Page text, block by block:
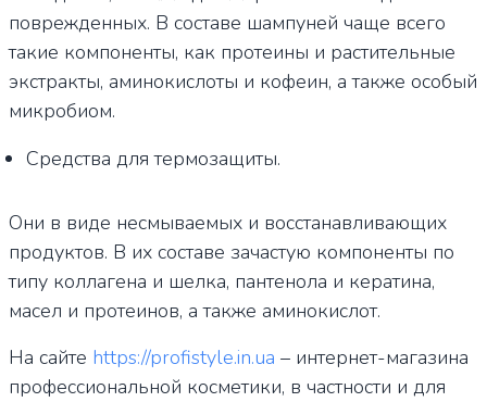
поврежденных. В составе шампуней чаще всего
такие компоненты, как протеины и растительные
экстракты, аминокислоты и кофеин, а также особый
микробиом.
Средства для термозащиты.
Они в виде несмываемых и восстанавливающих
продуктов. В их составе зачастую компоненты по
типу коллагена и шелка, пантенола и кератина,
масел и протеинов, а также аминокислот.
На сайте https://profistyle.in.ua – интернет-магазина
профессиональной косметики, в частности и для